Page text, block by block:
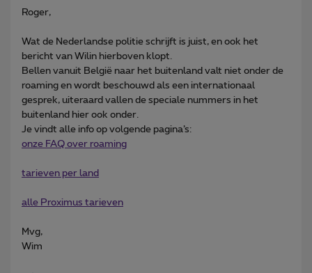
Roger,
Wat de Nederlandse politie schrijft is juist, en ook het
bericht van Wilin hierboven klopt.
Bellen vanuit België naar het buitenland valt niet onder de
roaming en wordt beschouwd als een internationaal
gesprek, uiteraard vallen de speciale nummers in het
buitenland hier ook onder.
Je vindt alle info op volgende pagina’s:
onze FAQ over roaming
tarieven per land
alle Proximus tarieven
Mvg,
Wim